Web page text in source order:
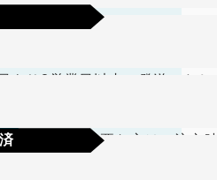
5日営業日以内の商品手配と
ーカー取り寄せ商品の場合、
ーカー取り寄せ商品の場合、
より2営業日以内に発送いたし
らご希望の配送時間をご指定頂
請求書）が必要な方はご注文